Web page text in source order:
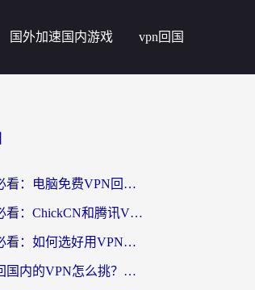
国外加速国内游戏 vpn回国
海外党必看：电脑免费VPN回国真的靠谱吗？附实测对比与最优方案指南
海外党必看：ChickCN和腾讯VPN好用吗？3招选对回国加速器，告别地区限制
海外党必看：如何选好用VPN实现国内资源无缝访问？从越南到全球都适用
从法国回国内的VPN怎么挑？海外党亲测：稳定、多端、安全才是关键